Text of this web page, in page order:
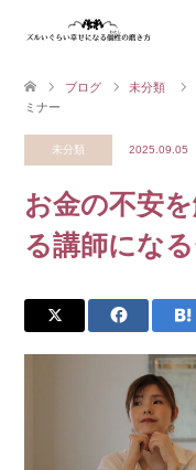
ブログ 未分類
ミナー
未分類 2025.09.05
お金の不安
る講師にな